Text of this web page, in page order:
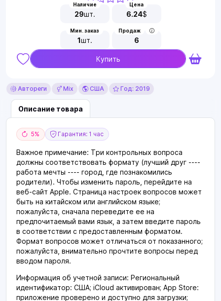
Наличие
29шт.
Цена
6.24$
Мин. заказ
1шт.
Продаж
6
Купить
Автореги Mix США Год: 2019
Описание товара
5% Гарантия: 1 час
Важное примечание: Три контрольных вопроса
должны соответствовать формату (лучший друг ----
работа мечты ---- город, где познакомились
родители). Чтобы изменить пароль, перейдите на
веб-сайт Apple. Страница настроек вопросов может
быть на китайском или английском языке;
пожалуйста, сначала переведите ее на
предпочитаемый вами язык, а затем введите пароль
в соответствии с предоставленным форматом.
Формат вопросов может отличаться от показанного;
пожалуйста, внимательно прочтите вопросы перед
вводом пароля.
Информация об учетной записи: Региональный
идентификатор: США; iCloud активирован; App Store:
приложение проверено и доступно для загрузки;